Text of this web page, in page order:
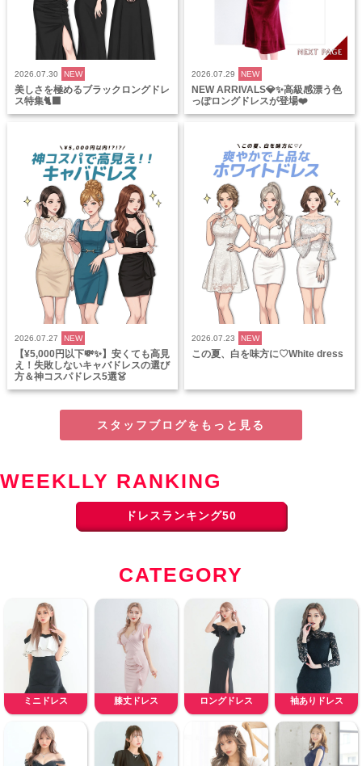
2026.07.30 NEW
美しさを極めるブラックロングドレ
ス特集🐈‍⬛
2026.07.29 NEW
NEW ARRIVALS💎✨高級感漂う色
っぽロングドレスが登場❤️
2026.07.27 NEW
【¥5,000円以下💸✨】安くても高見
え！失敗しないキャバドレスの選び
方＆神コスパドレス5選👗
2026.07.23 NEW
この夏、白を味方に♡White dress
スタッフブログをもっと見る
WEEKLLY RANKING
ドレスランキング50
CATEGORY
ミニドレス 膝丈ドレス ロングドレス 袖ありドレス